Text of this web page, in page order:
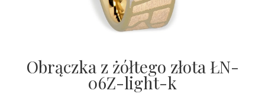
Obrączka z żółtego złota ŁN-
06Z-light-k